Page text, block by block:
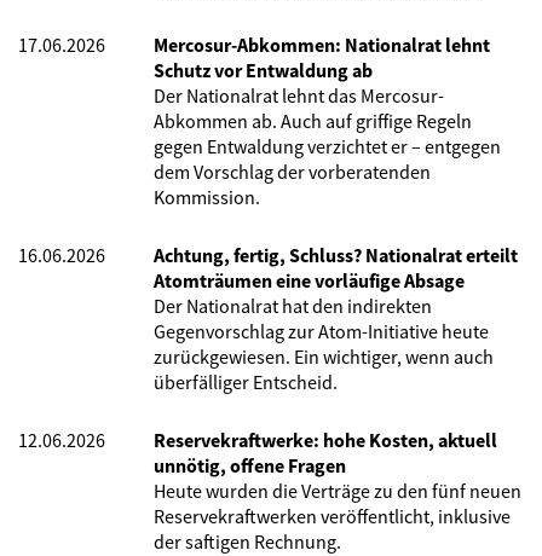
17.06.2026
Mercosur-Abkommen: Nationalrat lehnt
Schutz vor Entwaldung ab
Der Nationalrat lehnt das Mercosur-
Abkommen ab. Auch auf griffige Regeln
gegen Entwaldung verzichtet er – entgegen
dem Vorschlag der vorberatenden
Kommission.
16.06.2026
Achtung, fertig, Schluss? Nationalrat erteilt
Atomträumen eine vorläufige Absage
Der Nationalrat hat den indirekten
Gegenvorschlag zur Atom-Initiative heute
zurückgewiesen. Ein wichtiger, wenn auch
überfälliger Entscheid.
12.06.2026
Reservekraftwerke: hohe Kosten, aktuell
unnötig, offene Fragen
Heute wurden die Verträge zu den fünf neuen
Reservekraftwerken veröffentlicht, inklusive
der saftigen Rechnung.